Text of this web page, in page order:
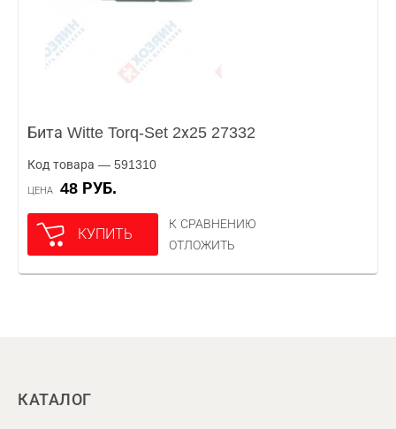
Бита Witte Torq-Set 2х25 27332
Код товара — 591310
ЦЕНА 48 РУБ.
КУПИТЬ
К СРАВНЕНИЮ
ОТЛОЖИТЬ
КАТАЛОГ